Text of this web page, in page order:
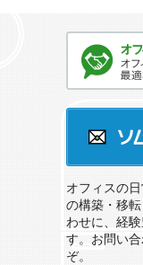
オフィスの
の構築・移
わせに、経
す。お問い
ぞ。